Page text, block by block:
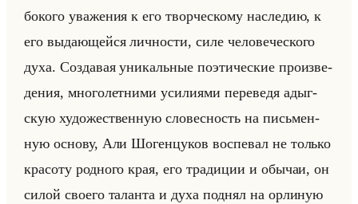
бо­ко­го ува­же­ния к его твор­че­ско­му на­сле­дию, к
его вы­да­ющейся лич­но­сти, силе че­ло­ве­че­ско­го
духа. Со­зда­вая уни­кальные по­эти­че­ские про­из­ве­
де­ния, мно­го­лет­ни­ми уси­ли­ями пе­ре­ве­дя адыг­
скую ху­до­же­ствен­ную сло­вес­ность на письмен­
ную ос­но­ву, Али Шо­ген­цу­ков вос­пе­вал не только
кра­со­ту род­но­го края, его тра­ди­ции и обы­чаи, он
силой сво­его та­лан­та и духа под­нял на ор­ли­ную